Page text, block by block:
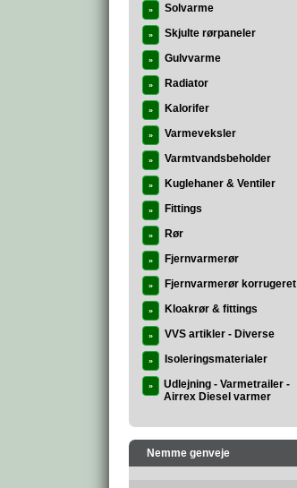
» Solvarme
» Skjulte rørpaneler
» Gulvvarme
» Radiator
» Kalorifer
» Varmeveksler
» Varmtvandsbeholder
» Kuglehaner & Ventiler
» Fittings
» Rør
» Fjernvarmerør
» Fjernvarmerør korrugeret
» Kloakrør & fittings
» VVS artikler - Diverse
» Isoleringsmaterialer
»
Udlejning - Varmetrailer -
Airrex Diesel varmer
Nemme genveje